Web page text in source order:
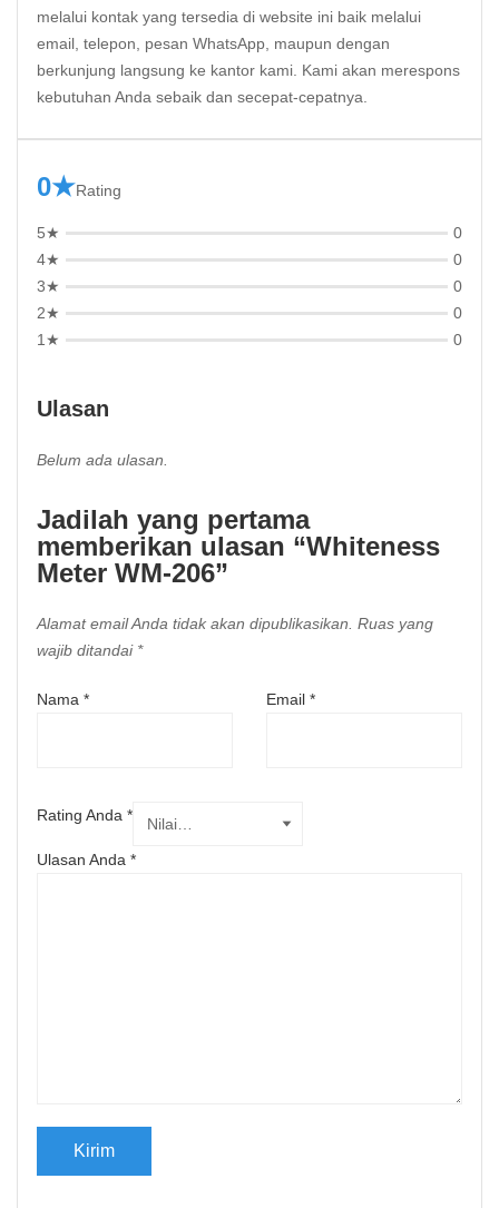
melalui kontak yang tersedia di website ini baik melalui
email, telepon, pesan WhatsApp, maupun dengan
berkunjung langsung ke kantor kami. Kami akan merespons
kebutuhan Anda sebaik dan secepat-cepatnya.
0★Rating
5★
0
4★
0
3★
0
2★
0
1★
0
Ulasan
Belum ada ulasan.
Jadilah yang pertama
memberikan ulasan “Whiteness
Meter WM-206”
Alamat email Anda tidak akan dipublikasikan. Ruas yang
wajib ditandai *
Nama * Email *
Rating Anda *
Ulasan Anda *